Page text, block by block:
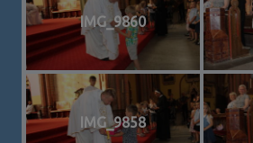
IMG_9860
IMG_9858